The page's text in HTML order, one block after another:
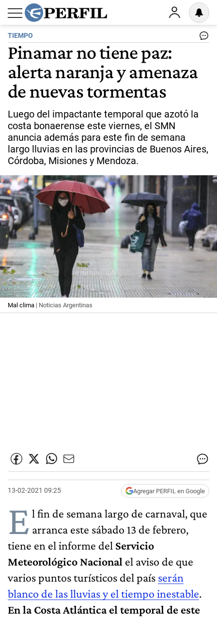
TIEMPO
Pinamar no tiene paz:
alerta naranja y amenaza
de nuevas tormentas
Luego del impactante temporal que azotó la
costa bonaerense este viernes, el SMN
anuncia además para este fin de semana
largo lluvias en las provincias de Buenos Aires,
Córdoba, Misiones y Mendoza.
Mal clima | Noticias Argentinas
13-02-2021 09:25 Agregar PERFIL en Google
E l fin de semana largo de carnaval, que
arranca este sábado 13 de febrero,
tiene en el informe del Servicio
Meteorológico Nacional el aviso de que
varios puntos turísticos del país serán
blanco de las lluvias y el tiempo inestable.
En la Costa Atlántica el temporal de este